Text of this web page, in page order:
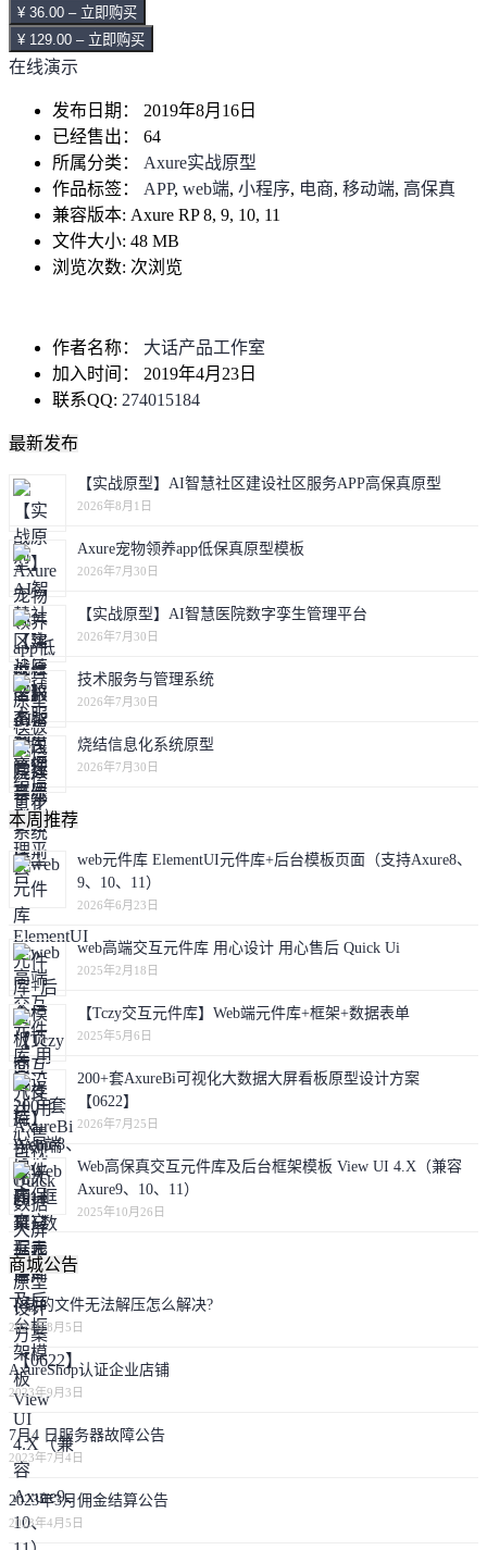
¥ 36.00 – 立即购买
¥ 129.00 – 立即购买
在线演示
发布日期：
2019年8月16日
已经售出：
64
所属分类：
Axure实战原型
作品标签：
APP, web端, 小程序, 电商, 移动端, 高保真
兼容版本: Axure RP 8, 9, 10, 11
文件大小: 48 MB
浏览次数: 次浏览
作者名称：
大话产品工作室
加入时间：
2019年4月23日
联系QQ: 274015184
最新发布
【实战原型】AI智慧社区建设社区服务APP高保真原型
2026年8月1日
Axure宠物领养app低保真原型模板
2026年7月30日
【实战原型】AI智慧医院数字孪生管理平台
2026年7月30日
技术服务与管理系统
2026年7月30日
烧结信息化系统原型
2026年7月30日
本周推荐
web元件库 ElementUI元件库+后台模板页面（支持Axure8、
9、10、11）
2026年6月23日
web高端交互元件库 用心设计 用心售后 Quick Ui
2025年2月18日
【Tczy交互元件库】Web端元件库+框架+数据表单
2025年5月6日
200+套AxureBi可视化大数据大屏看板原型设计方案
【0622】
2026年7月25日
Web高保真交互元件库及后台框架模板 View UI 4.X（兼容
Axure9、10、11）
2025年10月26日
商城公告
下载的文件无法解压怎么解决?
2024年8月5日
AxureShop认证企业店铺
2023年9月3日
7月4 日服务器故障公告
2023年7月4日
2023年3月佣金结算公告
2023年4月5日